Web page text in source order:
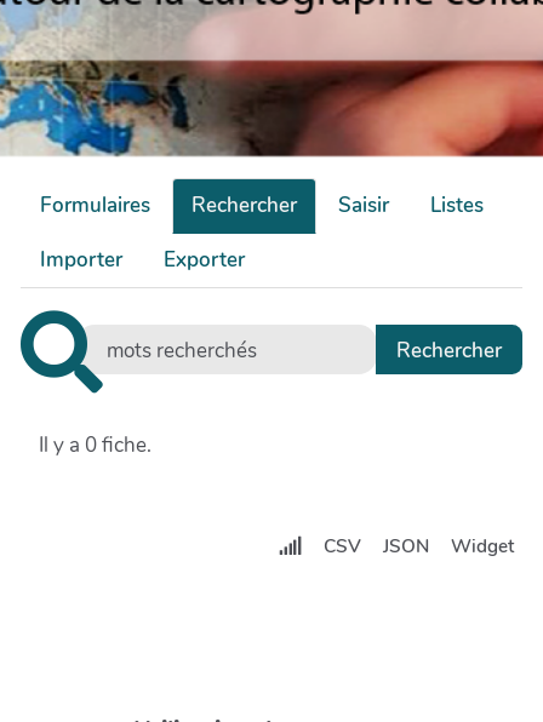
Formulaires Rechercher Saisir
Listes
Importer
Exporter
Il y a 0 fiche.
CSV JSON Widget